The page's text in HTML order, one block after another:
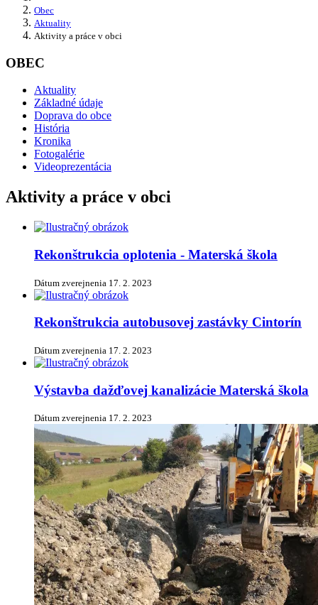
Obec
Aktuality
Aktivity a práce v obci
OBEC
Aktuality
Základné údaje
Doprava do obce
História
Kronika
Fotogalérie
Videoprezentácia
Aktivity a práce v obci
Rekonštrukcia oplotenia - Materská škola
Dátum zverejnenia 17. 2. 2023
Rekonštrukcia autobusovej zastávky Cintorín
Dátum zverejnenia 17. 2. 2023
Výstavba dažďovej kanalizácie Materská škola
Dátum zverejnenia 17. 2. 2023